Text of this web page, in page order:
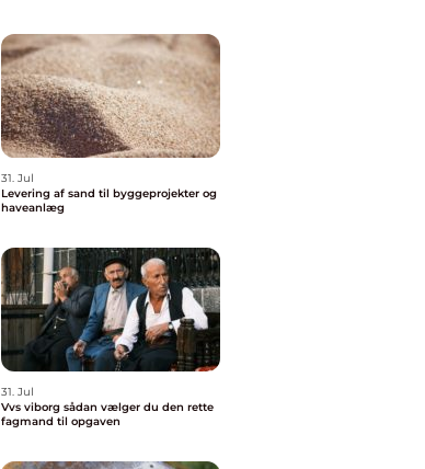
31. Jul
Levering af sand til byggeprojekter og
haveanlæg
31. Jul
Vvs viborg sådan vælger du den rette
fagmand til opgaven